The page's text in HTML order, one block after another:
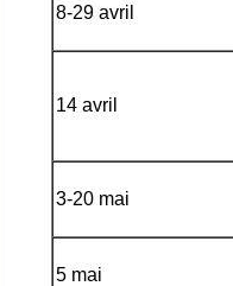
8-29 avril
14 avril
3-20 mai
5 mai